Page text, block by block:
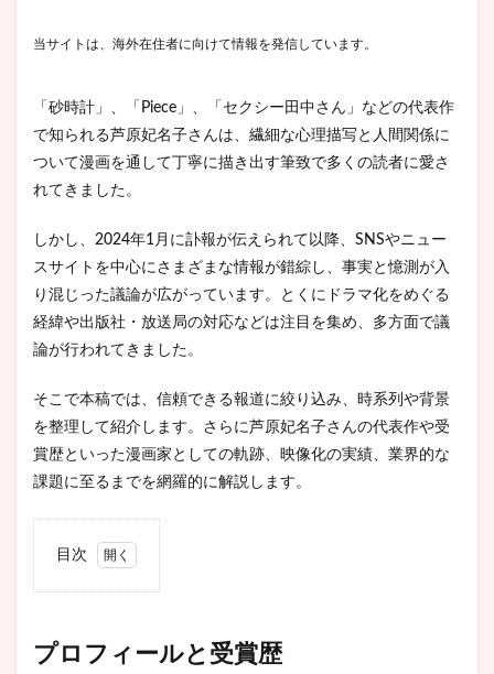
当サイトは、海外在住者に向けて情報を発信しています。
「砂時計」、「Piece」、「セクシー田中さん」などの代表作
で知られる芦原妃名子さんは、繊細な心理描写と人間関係に
ついて漫画を通して丁寧に描き出す筆致で多くの読者に愛さ
れてきました。
しかし、2024年1月に訃報が伝えられて以降、SNSやニュー
スサイトを中心にさまざまな情報が錯綜し、事実と憶測が入
り混じった議論が広がっています。とくにドラマ化をめぐる
経緯や出版社・放送局の対応などは注目を集め、多方面で議
論が行われてきました。
そこで本稿では、信頼できる報道に絞り込み、時系列や背景
を整理して紹介します。さらに芦原妃名子さんの代表作や受
賞歴といった漫画家としての軌跡、映像化の実績、業界的な
課題に至るまでを網羅的に解説します。
目次
ール
と受
プロフィールと受賞歴